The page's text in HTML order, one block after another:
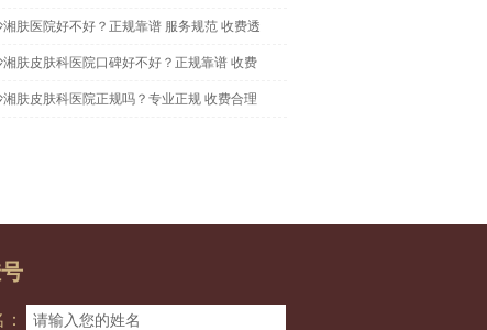
湘肤医院好不好？正规靠谱 服务规范 收费透
湘肤皮肤科医院口碑好不好？正规靠谱 收费
湘肤皮肤科医院正规吗？专业正规 收费合理